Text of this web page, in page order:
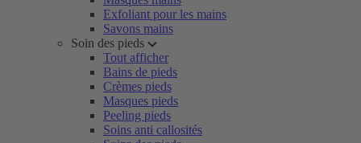
Exfoliant pour les mains
Savons mains
Soin des pieds
Tout afficher
Bains de pieds
Crèmes pieds
Masques pieds
Peeling pieds
Soins anti callosités